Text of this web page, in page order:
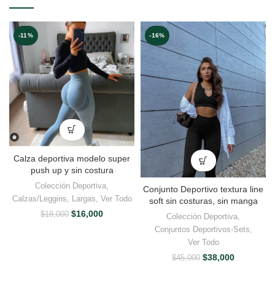
-11%
Calza deportiva modelo super
push up y sin costura
Colección Deportiva
Calzas/Leggins
Largas Ver Todo
$18,000 El
$16,000El
-16%
Conjunto Deportivo textura line
soft sin costuras, sin manga
Colección Deportiva,
Conjuntos Deportivos-Sets,
Ver Todo
$45,000 El
$38,000El